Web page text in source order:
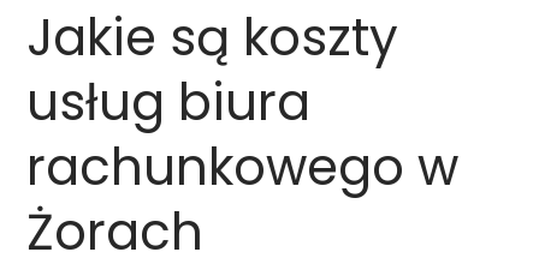
Jakie są koszty
usług biura
rachunkowego w
Żorach